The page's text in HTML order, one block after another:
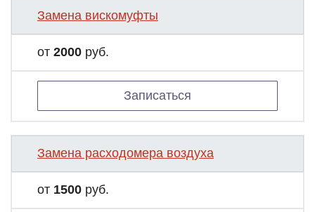
Замена вискомуфты
от 2000 руб.
Записаться
Замена расходомера воздуха
от 1500 руб.